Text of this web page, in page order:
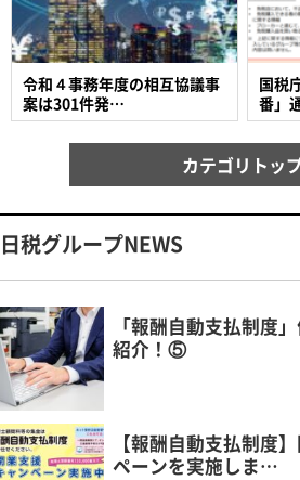
国税
番」
令和４事務年度の相互協議事
案は301件発…
カテゴリトッ
日税グループNEWS
「報酬自動支払制度
紹介！⑤
【報酬自動支払制度
ペーンを実施しま…